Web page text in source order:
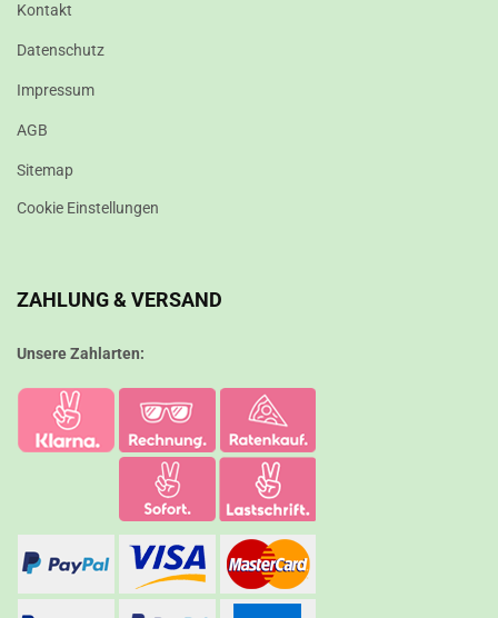
Kontakt
Datenschutz
Impressum
AGB
Sitemap
Cookie Einstellungen
ZAHLUNG & VERSAND
Unsere Zahlarten: